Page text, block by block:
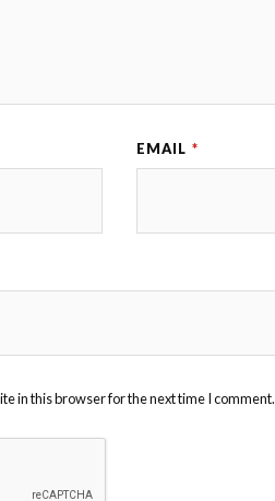
EMAIL *
in this browser for the next time I comment.